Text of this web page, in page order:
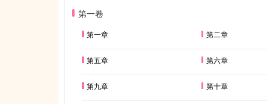
第一卷
第一章 第二章
第五章 第六章
第九章 第十章